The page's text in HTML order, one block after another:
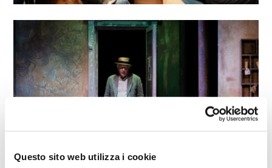
Questo sito web utilizza i cookie